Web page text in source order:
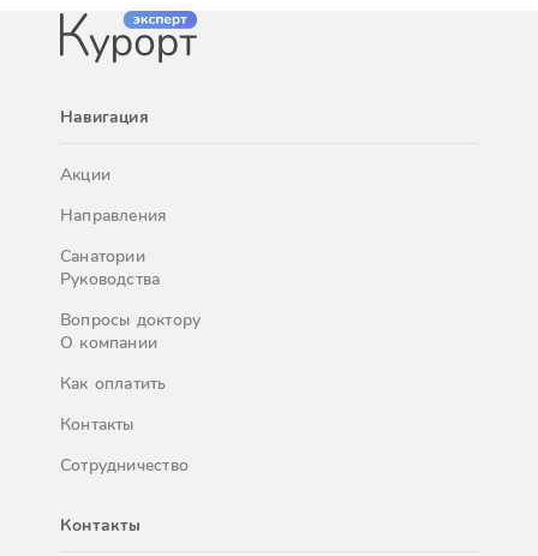
Навигация
Акции
Направления
Санатории
Руководства
Вопросы доктору
О компании
Как оплатить
Контакты
Сотрудничество
Контакты